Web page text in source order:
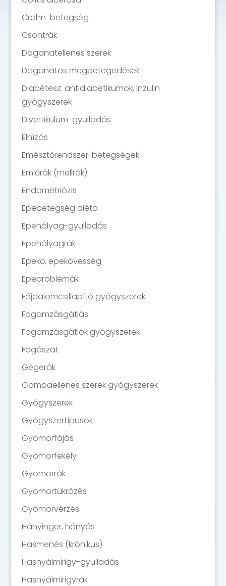
Crohn-betegség
Csontrák
Daganatellenes szerek
Daganatos megbetegedések
Diabétesz: antidiabetikumok, inzulin
gyógyszerek
Divertikulum-gyulladás
Elhízás
Emésztőrendszeri betegségek
Emlőrák (mellrák)
Endometriózis
Epebetegség diéta
Epehólyag-gyulladás
Epehólyagrák
Epekő, epekövesség
Epeproblémák
Fájdalomcsillapító gyógyszerek
Fogamzásgátlás
Fogamzásgátlók gyógyszerek
Fogászat
Gégerák
Gombaellenes szerek gyógyszerek
Gyógyszerek
Gyógyszertípusok
Gyomorfájás
Gyomorfekély
Gyomorrák
Gyomortükrözés
Gyomorvérzés
Hányinger, hányás
Hasmenés (krónikus)
Hasnyálmirigy-gyulladás
Hasnyálmirigyrák